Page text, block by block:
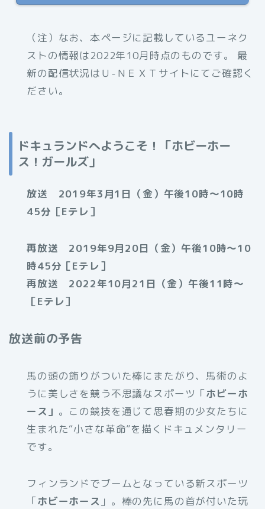
（注）なお、本ページに記載しているユーネク
ストの情報は2022年10月時点のものです。 最
新の配信状況はＵ-ＮＥＸＴサイトにてご確認く
ださい。
ドキュランドへようこそ！「ホビーホー
ス！ガールズ」
放送 2019年3月1日（金）午後10時～10時
45分［Eテレ］
再放送 2019年9月20日（金）午後10時～10
時45分［Eテレ］
再放送 2022年10月21日（金）午後11時〜
［Eテレ］
放送前の予告
馬の頭の飾りがついた棒にまたがり、馬術のよ
うに美しさを競う不思議なスポーツ「ホビーホ
ース」 。この競技を通じて思春期の少女たちに
生まれた“小さな革命”を描くドキュメンタリー
です。
フィンランドでブームとなっている新スポーツ
「ホビーホース 」。棒の先に馬の首が付いた玩